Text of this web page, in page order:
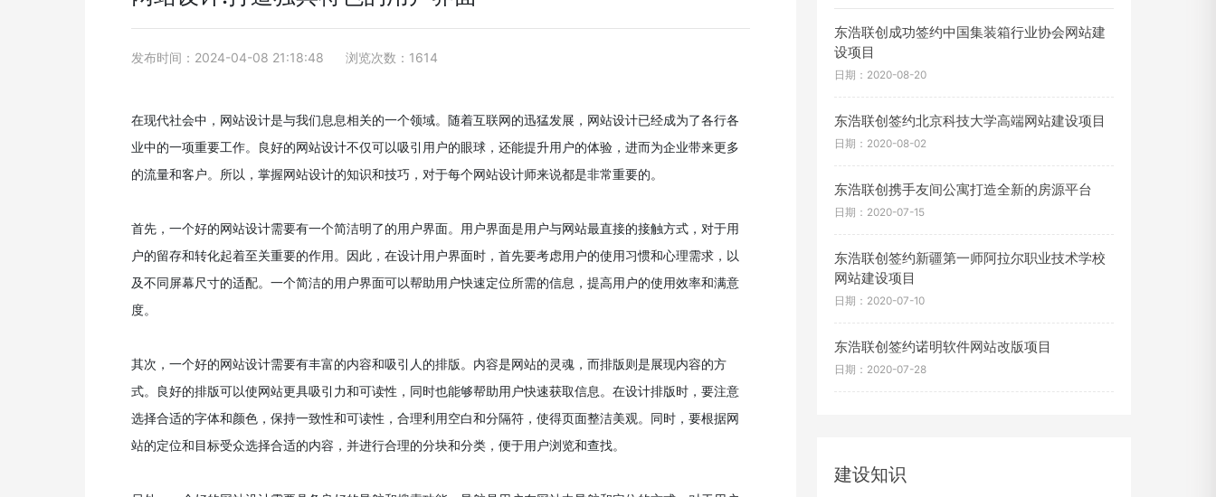
发布时间：2024-04-08 21:18:48 浏览次数：1614
在现代社会中，网站设计是与我们息息相关的一个领域。随着互联网的迅猛发展，网站设计已经成为了各行各
业中的一项重要工作。良好的网站设计不仅可以吸引用户的眼球，还能提升用户的体验，进而为企业带来更多
的流量和客户。所以，掌握网站设计的知识和技巧，对于每个网站设计师来说都是非常重要的。
首先，一个好的网站设计需要有一个简洁明了的用户界面。用户界面是用户与网站最直接的接触方式，对于用
户的留存和转化起着至关重要的作用。因此，在设计用户界面时，首先要考虑用户的使用习惯和心理需求，以
及不同屏幕尺寸的适配。一个简洁的用户界面可以帮助用户快速定位所需的信息，提高用户的使用效率和满意
度。
其次，一个好的网站设计需要有丰富的内容和吸引人的排版。内容是网站的灵魂，而排版则是展现内容的方
式。良好的排版可以使网站更具吸引力和可读性，同时也能够帮助用户快速获取信息。在设计排版时，要注意
选择合适的字体和颜色，保持一致性和可读性，合理利用空白和分隔符，使得页面整洁美观。同时，要根据网
站的定位和目标受众选择合适的内容，并进行合理的分块和分类，便于用户浏览和查找。
东浩联创成功签约中国集装箱行业协会网站建
设项目
日期：2020-08-20
东浩联创签约北京科技大学高端网站建设项目
日期：2020-08-02
东浩联创携手友间公寓打造全新的房源平台
日期：2020-07-15
东浩联创签约新疆第一师阿拉尔职业技术学校
网站建设项目
日期：2020-07-10
东浩联创签约诺明软件网站改版项目
日期：2020-07-28
建设知识